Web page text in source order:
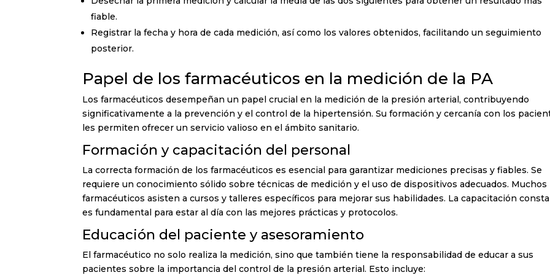
fiable.
Registrar la fecha y hora de cada medición, así como los valores obtenidos, facilitando un seguimiento
posterior.
Papel de los farmacéuticos en la medición de la PA
Los farmacéuticos desempeñan un papel crucial en la medición de la presión arterial, contribuyendo
significativamente a la prevención y el control de la hipertensión. Su formación y cercanía con los
les permiten ofrecer un servicio valioso en el ámbito sanitario.
Formación y capacitación del personal
La correcta formación de los farmacéuticos es esencial para garantizar mediciones precisas y fiables. Se
requiere un conocimiento sólido sobre técnicas de medición y el uso de dispositivos adecuados. Muchos
farmacéuticos asisten a cursos y talleres específicos para mejorar sus habilidades. La capacitación
es fundamental para estar al día con las mejores prácticas y protocolos.
Educación del paciente y asesoramiento
El farmacéutico no solo realiza la medición, sino que también tiene la responsabilidad de educar a sus
pacientes sobre la importancia del control de la presión arterial. Esto incluye: